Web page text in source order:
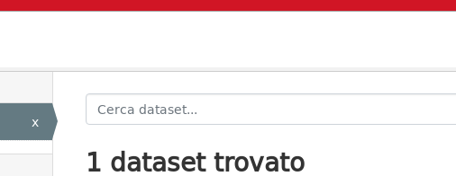
x
1 dataset trovato